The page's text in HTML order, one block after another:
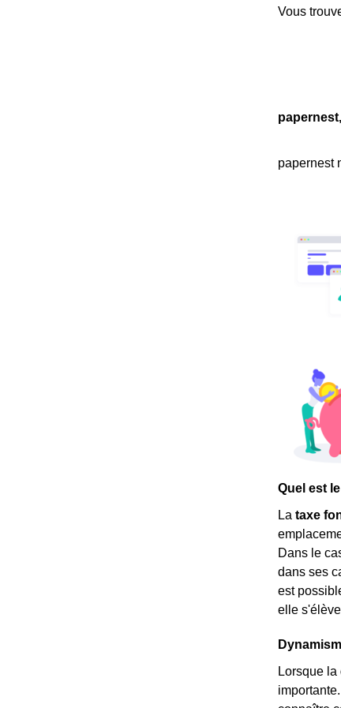
Vous
papernest
Quel est
La taxe
Dans le
dans ses
est
elle
Lorsque la